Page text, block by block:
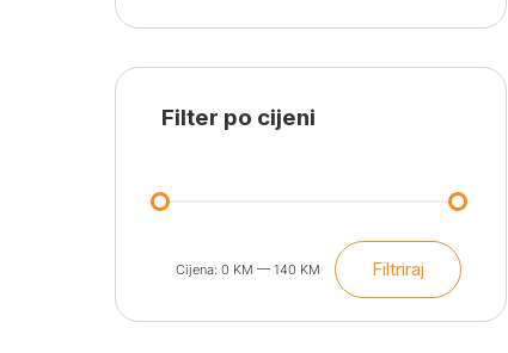
Filter po cijeni
Min
cijena
Maks
cijena
Filtriraj
Cijena: 0 KM — 140 KM